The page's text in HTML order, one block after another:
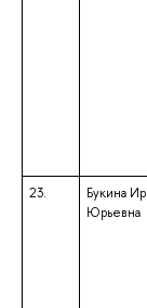
23.
Букина
Юрьевна